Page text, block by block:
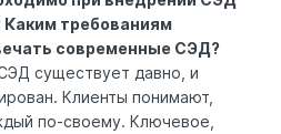
требованиям
современные СЭД?
существует давно, и
Клиенты понимают,
по-своему. Ключевое,